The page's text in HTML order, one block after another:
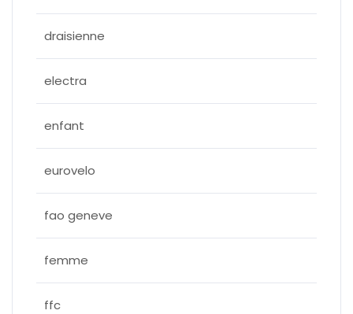
draisienne
electra
enfant
eurovelo
fao geneve
femme
ffc